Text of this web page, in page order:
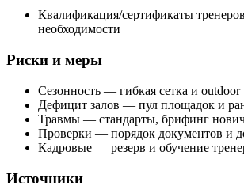
Квалификация/сертификаты
необходимости
Риски и меры
Сезонность — гибкая сетка и outdoor
Дефицит залов — пул площадок и
Травмы — стандарты, брифинг
Проверки — порядок документов и
Кадровые — резерв и обучение
Источники